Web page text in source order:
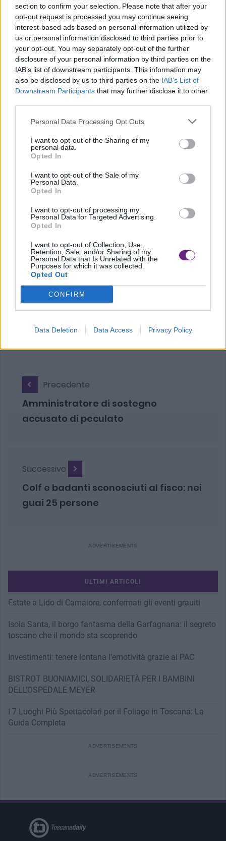
section to confirm your selection. Please note that after your
opt-out request is processed you may continue seeing
interest-based ads based on personal information utilized by
us or personal information disclosed to third parties prior to
your opt-out. You may separately opt-out of the further
disclosure of your personal information by third parties on the
IAB’s list of downstream participants. This information may
also be disclosed by us to third parties on the IAB’s List of
Downstream Participants that may further disclose it to other
Personal Data Processing Opt Outs
I want to opt-out of the Sharing of my
personal data.
Opted In
I want to opt-out of the Sale of my
Personal Data.
Opted In
I want to opt-out of processing my
Personal Data for Targeted Advertising.
Opted In
I want to opt-out of Collection, Use,
Retention, Sale, and/or Sharing of my
Personal Data that Is Unrelated with the
Purposes for which it was collected.
Opted Out
CONFIRM
Data Deletion Data Access Privacy Policy
Seguirà la lettura dell’estratto di un copione per un’opera
teatrale (gentilmente fornito dall’Associazione Nazionale
Venezia Giulia e Dalmazia). L’iniziativa è a cura di Comune,
Cudir e Comitato 10 Febbraio Pistoia.
Alle ore 17nella sala Soci Coop di Pistoia è prevista
nazionalismi oltre il confine orientale”. Interverranno
Innocenti, dell’Associazione Nazionale Partigiani d’Italia
Comitato Provinciale di Pistoia;
Vannucchi
dell’Istituto storico della Resistenza di
Pistoia,Stefano Bartolini
della Fondazione Valore Lavoro
Orale. L’appuntamento è organizzato da Comune di Pistoia,
Anpi, Cudir, Istituto storico della Resistenza e Fondazione
Valore Lavoro.
Precedente
Amministratore di sostegno
accusato di peculato
Successivo
Colf e badanti sconosciuti al fisco: nei
guai 25 persone
ULTIMI ARTICOLI
Estate a Lido di Camaiore, confermati gli eventi grauiti
Isola Santa, il borgo fantasma della Garfagnana: il segreto
toscano che il mondo sta scoprendo
Investimenti: tenere lontana l’emotività grazie ai PAC
BISTROT BUONIAMICI, SOLIDARIETÀ PER I BAMBINI
DELL’OSPEDALE MEYER
I 7 Luoghi Più Spettacolari per il Foliage in Toscana: La
Guida Completa